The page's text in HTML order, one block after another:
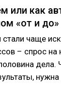
или как
«от и до»
чаще
– спрос на
дела.